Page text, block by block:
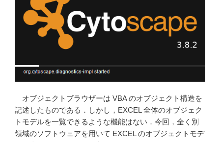
オブジェクトブラウザーは VBA のオブジェクト構造を
記述したものである．しかし，EXCEL 全体のオブジェク
トモデルを一覧できるような機能はない．今回，全く別
領域のソフトウェアを用いて EXCEL のオブジェクトモデ